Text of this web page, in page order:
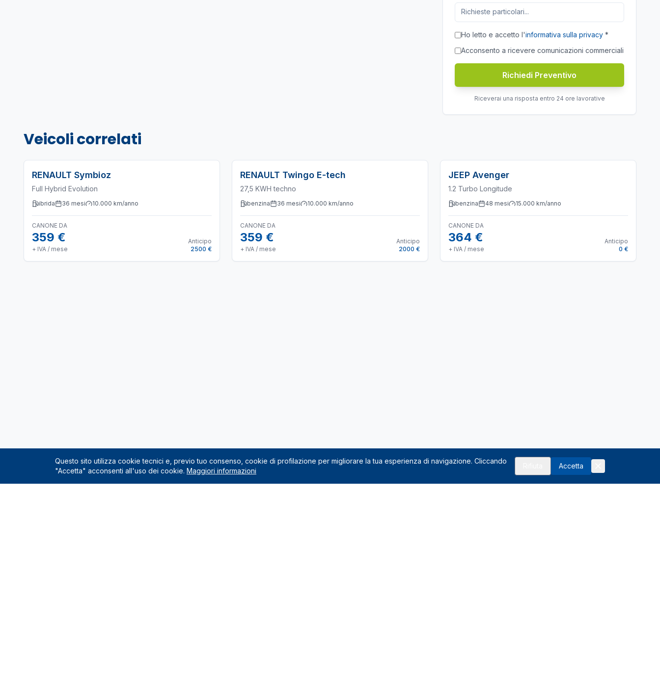
Ho letto e accetto l'informativa sulla privacy *
Acconsento a ricevere comunicazioni commerciali
Richiedi Preventivo
Riceverai una risposta entro 24 ore lavorative
Veicoli correlati
RENAULT Symbioz
Full Hybrid Evolution
ibrida 36 mesi 10.000 km/anno
CANONE DA
359 €
+ IVA / mese
Anticipo
2500 €
RENAULT Twingo E-tech
27,5 KWH techno
benzina 36 mesi 10.000 km/anno
CANONE DA
359 €
+ IVA / mese
Anticipo
2000 €
JEEP Avenger
1.2 Turbo Longitude
benzina 48 mesi 15.000 km/anno
CANONE DA
364 €
+ IVA / mese
Anticipo
0 €
Questo sito utilizza cookie tecnici e, previo tuo consenso, cookie di profilazione per migliorare la tua esperienza di navigazione. Cliccando
"Accetta" acconsenti all'uso dei cookie. Maggiori informazioni
Accetta